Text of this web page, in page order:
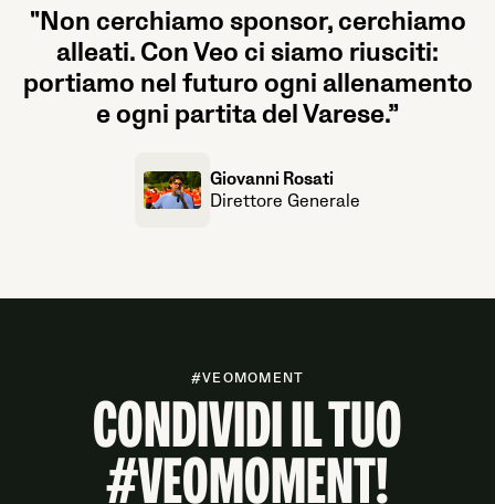
"Non cerchiamo sponsor, cerchiamo
alleati. Con Veo ci siamo riusciti:
portiamo nel futuro ogni allenamento
e ogni partita del Varese.”
Giovanni Rosati
Direttore Generale
#VEOMOMENT
CONDIVIDI IL TUO
#VEOMOMENT!